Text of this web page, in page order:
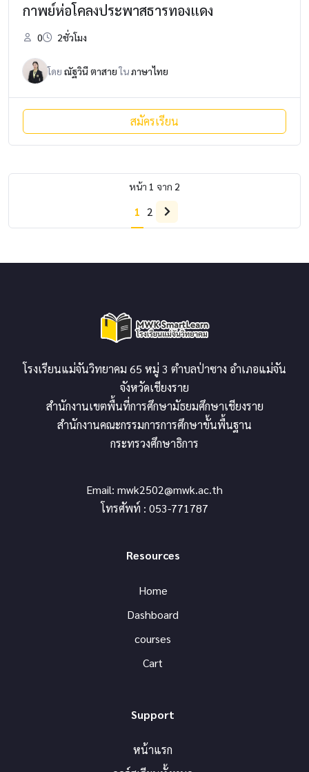
กาพย์ห่อโคลงประพาสธารทองแดง
0 2ชั่วโมง
โดย ณัฐวินี ตาสายในภาษาไทย
สมัครเรียน
หน้า 1 จาก 2
1 2
โรงเรียนแม่จันวิทยาคม 65 หมู่ 3 ตำบลป่าซาง อำเภอแม่จัน
จังหวัดเชียงราย
สำนักงานเขตพื้นที่การศึกษามัธยมศึกษาเชียงราย
สำนักงานคณะกรรมการการศึกษาขั้นพื้นฐาน
กระทรวงศึกษาธิการ
Email: mwk2502@mwk.ac.th
โทรศัพท์ : 053-771787
Resources
Home
Dashboard
courses
Cart
Support
หน้าแรก